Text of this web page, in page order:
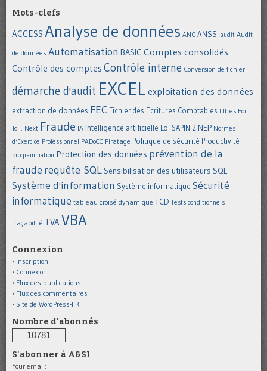
Mots-clefs
ACCESS Analyse de données ANC ANSSI audit Audit
de données Automatisation BASIC Comptes consolidés
Contrôle des comptes Contrôle interne Conversion de fichier
démarche d'audit EXCEL exploitation des données
extraction de données FEC Fichier des Ecritures Comptables filtres For...
To... Next Fraude IA Intelligence artificielle Loi SAPIN 2 NEP Normes
d'Exercice Professionnel PADoCC Piratage Politique de sécurité Productivité
programmation Protection des données prévention de la
fraude requête SQL Sensibilisation des utilisateurs SQL
Système d'information Système informatique Sécurité
informatique tableau croisé dynamique TCD Tests conditionnels
traçabilité TVA VBA
Connexion
Inscription
Connexion
Flux des publications
Flux des commentaires
Site de WordPress-FR
Nombre d'abonnés
10781
S'abonner à A&SI
Your email: